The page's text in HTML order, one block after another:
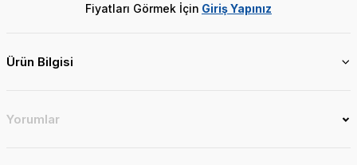
Fiyatları Görmek İçin Giriş Yapınız
Ürün Bilgisi
Yorumlar